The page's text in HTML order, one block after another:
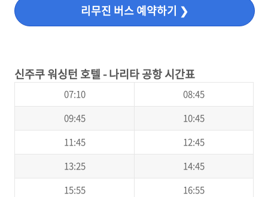
리무진 버스 예약하기 ❯
신주쿠 워싱턴 호텔 - 나리타 공항 시간표
07:10
08:45
09:45
10:45
11:45
12:45
13:25
14:45
15:55
16:55